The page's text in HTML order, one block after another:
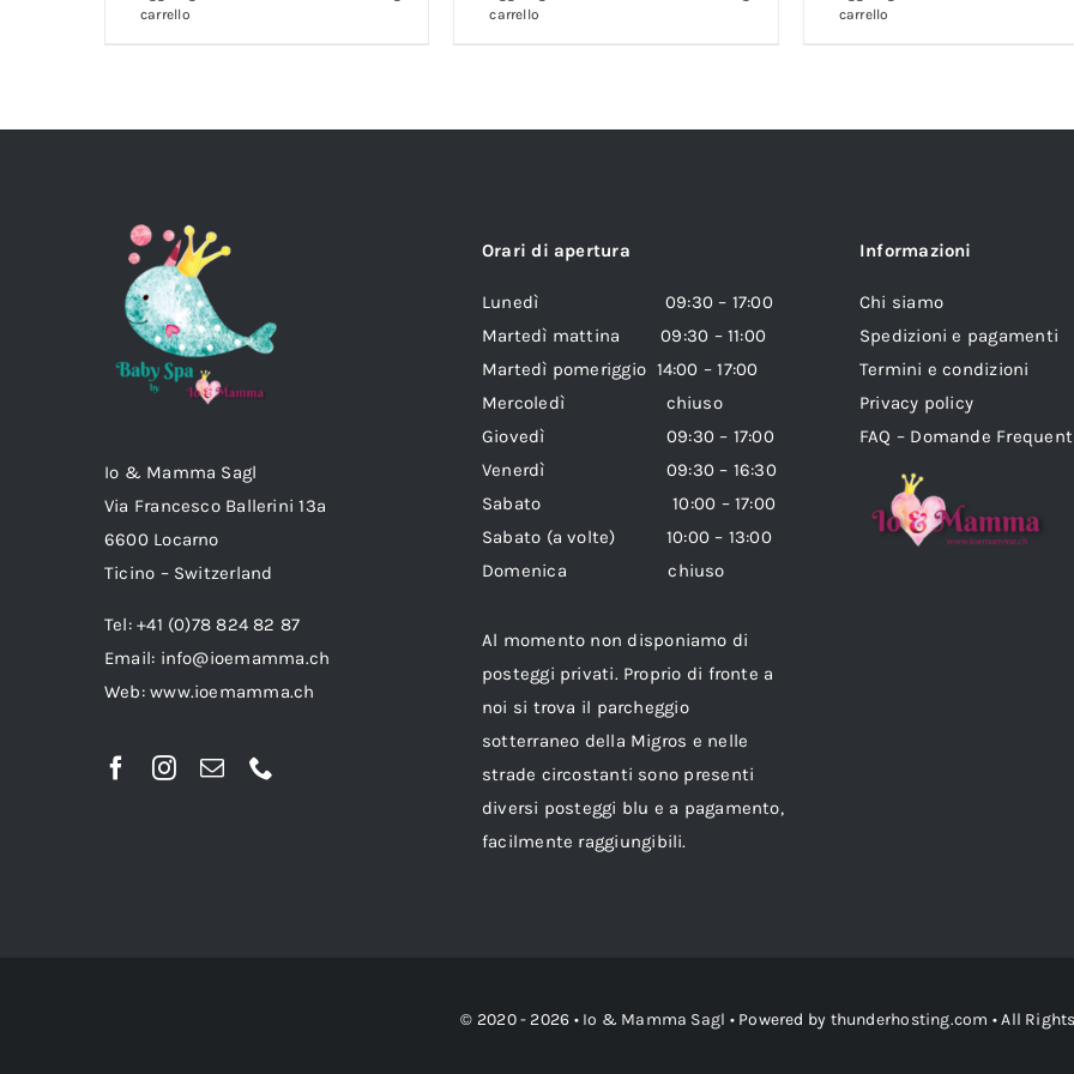
carrello
carrello
carrello
Io & Mamma Sagl
Via Francesco Ballerini 13a
6600 Locarno
Ticino – Switzerland
Tel: +41 (0)78 824 82 87
Email: info@ioemamma.ch
Web:www.ioemamma.ch
Orari di apertura
Lunedì 09:30 – 17:00
Martedì mattina 09:30 – 11:00
Martedì pomeriggio 14:00 – 17:00
Mercoledì chiuso
Giovedì 09:30 – 17:00
Venerdì 09:30 – 16:30
Sabato 10:00 – 17:00
Sabato (a volte) 10:00 – 13:00
Domenica chiuso
Al momento non disponiamo di
posteggi privati. Proprio di fronte a
noi si trova il parcheggio
sotterraneo della Migros e nelle
strade circostanti sono presenti
diversi posteggi blu e a pagamento,
facilmente raggiungibili.
Informazioni
Chi siamo
Spedizioni e pagamenti
Termini e condizioni
Privacy policy
FAQ – Domande
© 2020 - 2026 • Io & Mamma Sagl • Powered by thunderhosting.com • All